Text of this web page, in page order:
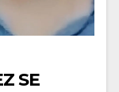
SE